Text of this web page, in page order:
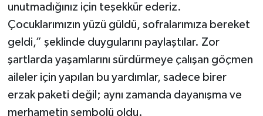
unutmadığınız için teşekkür ederiz.
Çocuklarımızın yüzü güldü, sofralarımıza bereket
geldi,” şeklinde duygularını paylaştılar. Zor
şartlarda yaşamlarını sürdürmeye çalışan göçmen
aileler için yapılan bu yardımlar, sadece birer
erzak paketi değil; aynı zamanda dayanışma ve
merhametin sembolü oldu.